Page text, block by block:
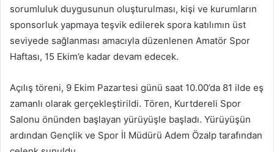
sorumluluk duygusunun oluşturulması, kişi ve kurumların
sponsorluk yapmaya teşvik edilerek spora katılımın üst
seviyede sağlanması amacıyla düzenlenen Amatör Spor
Haftası, 15 Ekim’e kadar devam edecek.
Açılış töreni, 9 Ekim Pazartesi günü saat 10.00’da 81 ilde eş
zamanlı olarak gerçekleştirildi. Tören, Kurtdereli Spor
Salonu önünden başlayan yürüyüşle başladı. Yürüyüşün
ardından Gençlik ve Spor İl Müdürü Adem Özalp tarafından